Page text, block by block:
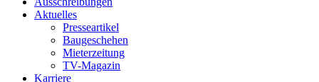
Aktuelles
Presseartikel
Baugeschehen
Mieterzeitung
TV-Magazin
Karriere